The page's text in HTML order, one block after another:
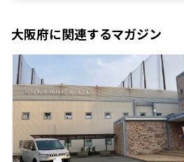
大阪府に関連するマガジン